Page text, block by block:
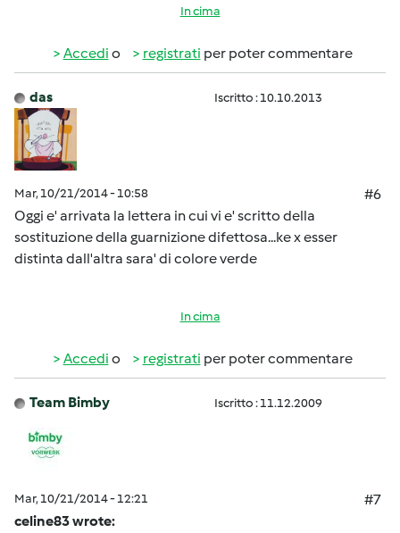
In cima
Accedi o registrati per poter commentare
das Iscritto : 10.10.2013
Mar, 10/21/2014 - 10:58
#6
Oggi e' arrivata la lettera in cui vi e' scritto della
sostituzione della guarnizione difettosa...ke x esser
distinta dall'altra sara' di colore verde
In cima
Accedi o registrati per poter commentare
Team Bimby Iscritto : 11.12.2009
Mar, 10/21/2014 - 12:21
#7
celine83 wrote: